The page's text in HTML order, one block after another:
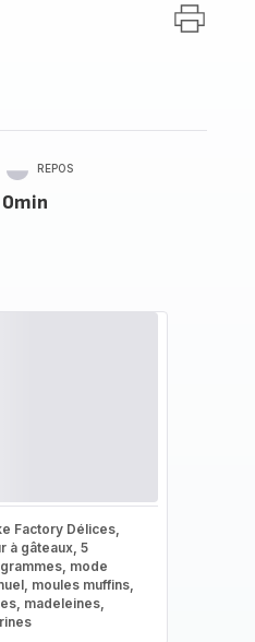
REPOS
0min
Factory Délices,
à gâteaux, 5
mode
moules muffins,
madeleines,